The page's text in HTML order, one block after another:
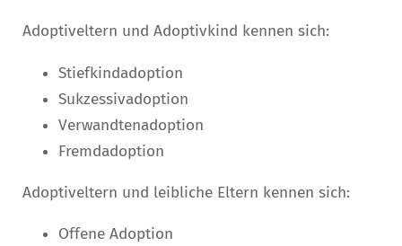
Adoptiveltern und Adoptivkind kennen sich:
Stiefkindadoption
Sukzessivadoption
Verwandtenadoption
Fremdadoption
Adoptiveltern und leibliche Eltern kennen sich:
Offene Adoption